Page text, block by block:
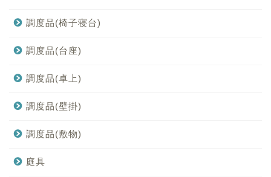
調度品(椅子寝台)
調度品(台座)
調度品(卓上)
調度品(壁掛)
調度品(敷物)
庭具